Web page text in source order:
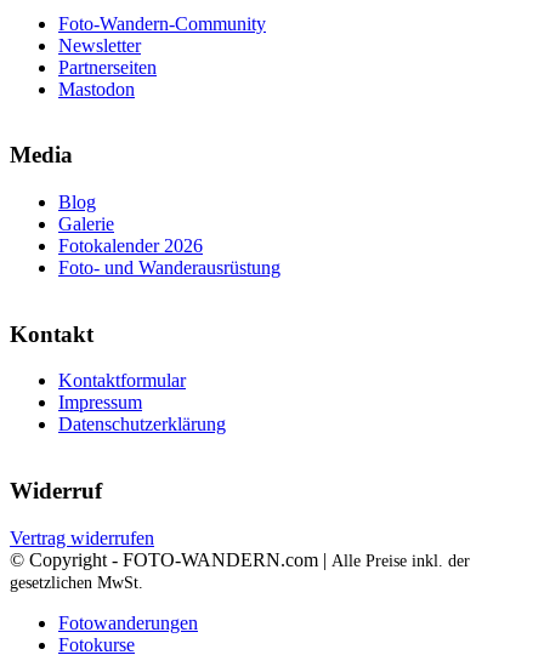
Foto-Wandern-Community
Newsletter
Partnerseiten
Mastodon
Media
Blog
Galerie
Fotokalender 2026
Foto- und Wanderausrüstung
Kontakt
Kontaktformular
Impressum
Datenschutzerklärung
Widerruf
Vertrag widerrufen
© Copyright - FOTO-WANDERN.com | Alle Preise inkl. der
gesetzlichen MwSt.
Fotowanderungen
Fotokurse